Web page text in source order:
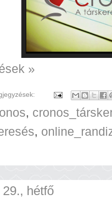
»
,
,
hétfő